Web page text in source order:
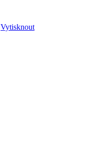
Vytisknout